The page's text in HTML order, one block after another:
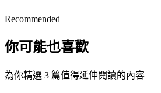
Recommended
你可能也喜歡
為你精選 3 篇值得延伸閱讀的內容